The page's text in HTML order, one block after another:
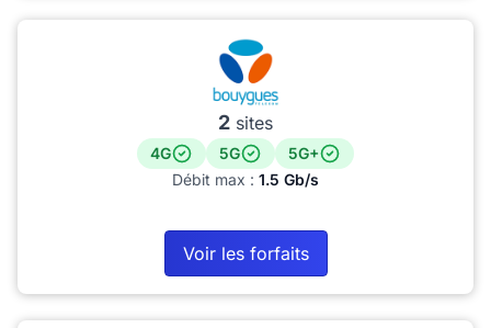
2 sites
4G 5G
5G+
Débit max : 1.5 Gb/s
Voir les forfaits